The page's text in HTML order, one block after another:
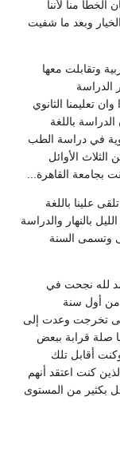
منا لأننا
وبعد ما شفيت
وتقابلت معها
تعليمنا الثانوي
باللغة
في دراسة الطب
الثلاث الأوائل
بجامعة القاهرة...
علينا باللغة
بالنهار والدراسة
وتسمى السنة
لله نجحت في
من أول سنة
تخرجت وعدت إلى
صلة قرابة ببعض
أقابل تلك
كنت اعتقد أنهم
بكثير من المستوى